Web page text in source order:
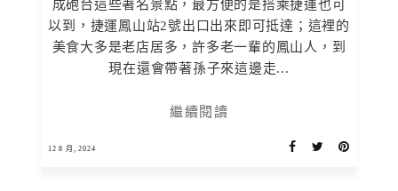
成砲台這些著名景點，最方便的是搭乘捷運也可
以到，捷運鳳山站2號出口出來即可抵達；這裡的
美食大多是老店居多，許多老一輩的鳳山人，到
現在還會帶著孫子來這邊走...
繼續閱讀
12 8 月, 2024